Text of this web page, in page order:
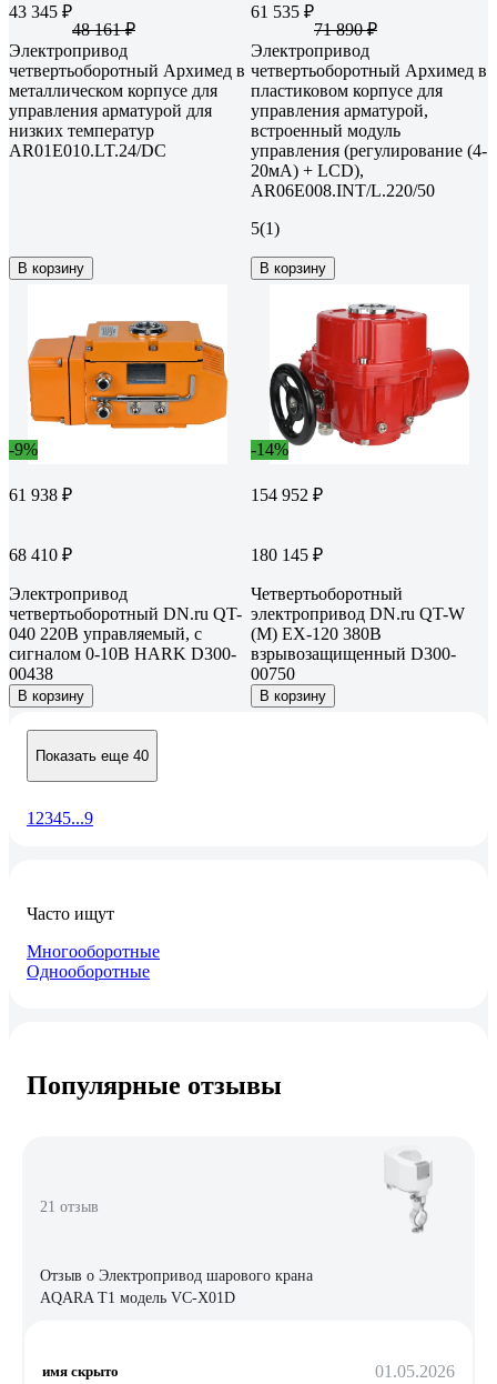
43 345 ₽
48 161 ₽
Электропривод
четвертьоборотный Архимед в
металлическом корпусе для
управления арматурой для
низких температур
AR01E010.LT.24/DC
В корзину
61 535 ₽
71 890 ₽
Электропривод
четвертьоборотный Архимед в
пластиковом корпусе для
управления арматурой,
встроенный модуль
управления (регулирование (4-
20мА) + LCD),
AR06E008.INT/L.220/50
5(1)
В корзину
-9%
61 938 ₽
68 410 ₽
Электропривод
четвертьоборотный DN.ru QT-
040 220В управляемый, с
сигналом 0-10В HARK D300-
00438
В корзину
-14%
154 952 ₽
180 145 ₽
Четвертьоборотный
электропривод DN.ru QT-W
(M) EX-120 380В
взрывозащищенный D300-
00750
В корзину
Показать еще 40
1 2345...9
Часто ищут
Многооборотные
Однооборотные
Популярные отзывы
21 отзыв
Отзыв о Электропривод шарового крана
AQARA T1 модель VC-X01D
имя скрыто 01.05.2026